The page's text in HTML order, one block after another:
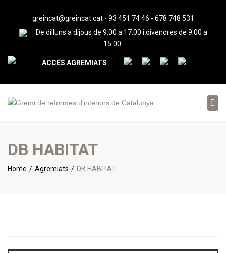
greincat@greincat.cat- 93 451 74 46 - 678 748 531
De dilluns a dijous de 9:00 a 17:00 i divendres de 9:00 a
15:00.
ACCÉS AGREMIATS
DB HABITAT
Home Agremiats DB HABITAT